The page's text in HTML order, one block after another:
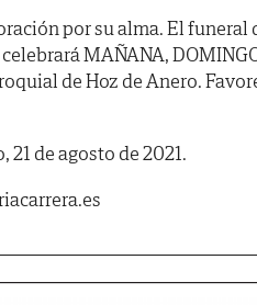
por su alma. El
MAÑANA,
de Hoz de Anero.
21 de agosto de 2021.